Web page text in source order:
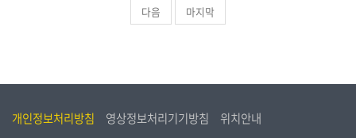
다음
마지막
개인정보처리방침 영상정보처리기기방침
위치안내